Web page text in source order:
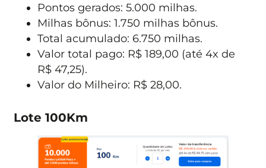
Pontos gerados: 5.000 milhas.
Milhas bônus: 1.750 milhas bônus.
Total acumulado: 6.750 milhas.
Valor total pago: R$ 189,00 (até 4x de
R$ 47,25).
Valor do Milheiro: R$ 28,00.
Lote 100Km